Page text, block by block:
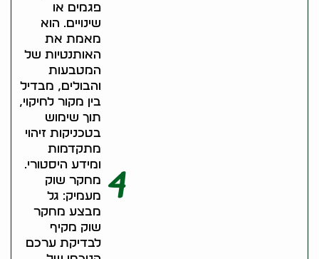
פגמים או
שינויים. הוא
מאמת את
האותנטיות של
המטבעות
והבולים, מבדיל
בין מקור לחיקוי,
תוך שימוש
בטכניקות זיהוי
מתקדמות
ומידע היסטורי.
4
מחקר שוק
מעמיק: גל
מבצע מחקר
שוק מקיף
לבדיקת ערכם